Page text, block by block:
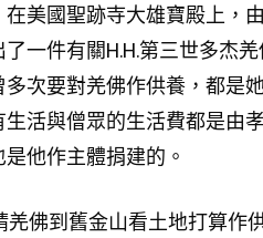
美國聖跡寺大雄寶殿上，
一件有關H.H.第三世多杰
次要對羌佛作供養，都是
活與僧眾的生活費都是由
他作主體捐建的。
佛到舊金山看土地打算作